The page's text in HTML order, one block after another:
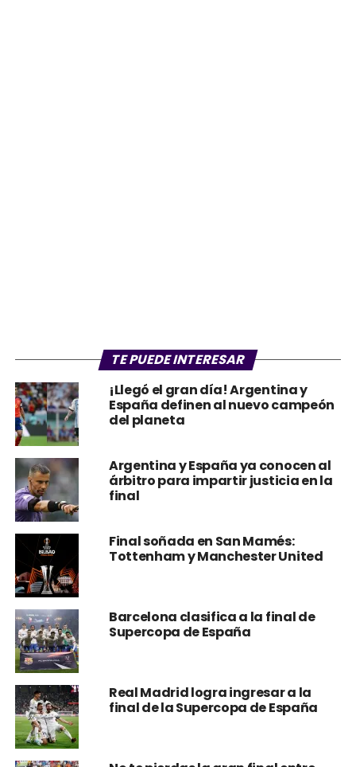
TE PUEDE INTERESAR
¡Llegó el gran día! Argentina y
España definen al nuevo campeón
del planeta
Argentina y España ya conocen al
árbitro para impartir justicia en la
final
Final soñada en San Mamés:
Tottenham y Manchester United
Barcelona clasifica a la final de
Supercopa de España
Real Madrid logra ingresar a la
final de la Supercopa de España